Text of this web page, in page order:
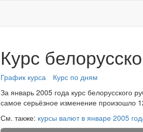
Курс
График курса
Курс по дням
За январь 2005 года курс белорусского
самое серьёзное изменение произошло
См. также: курсы валют в январе 2005